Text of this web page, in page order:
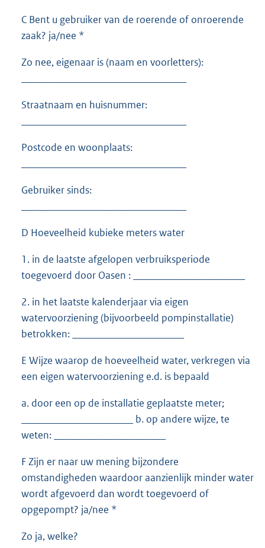
C Bent u gebruiker van de roerende of onroerende
zaak? ja/nee *
Zo nee, eigenaar is (naam en voorletters):
Straatnaam en huisnummer:
Postcode en woonplaats:
Gebruiker sinds:
D Hoeveelheid kubieke meters water
1. in de laatste afgelopen verbruiksperiode
toegevoerd door Oasen : _____________________
2. in het laatste kalenderjaar via eigen
watervoorziening (bijvoorbeeld pompinstallatie)
betrokken: _____________________
E Wijze waarop de hoeveelheid water, verkregen via
een eigen watervoorziening e.d. is bepaald
a. door een op de installatie geplaatste meter;
_____________________ b. op andere wijze, te
weten: _____________________
F Zijn er naar uw mening bijzondere
omstandigheden waardoor aanzienlijk minder water
wordt afgevoerd dan wordt toegevoerd of
opgepompt? ja/nee *
Zo ja, welke?